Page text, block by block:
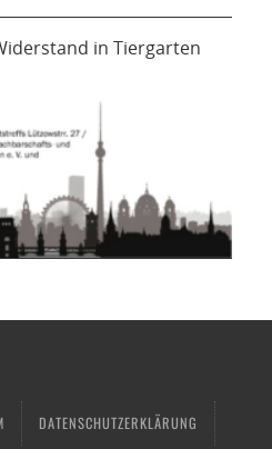
in Tiergarten
DATENSCHUTZERKLÄRUNG